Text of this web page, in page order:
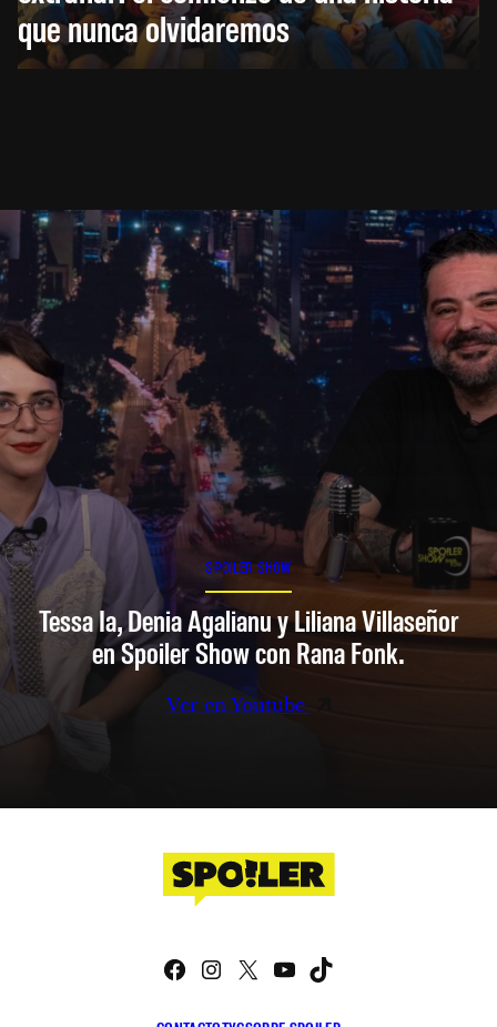
que nunca olvidaremos
SPOILER SHOW
Tessa Ia, Denia Agalianu y Liliana Villaseñor
en Spoiler Show con Rana Fonk.
Ver en Youtube
Facebook
Instagram
X YouTube